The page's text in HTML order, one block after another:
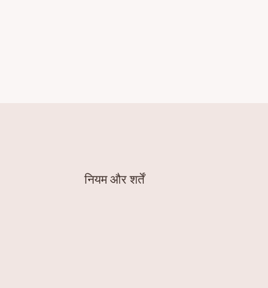
नियम और शर्तें